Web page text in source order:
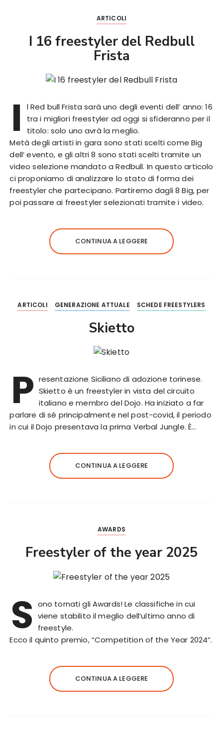
ARTICOLI
I 16 freestyler del Redbull
Frista
I
l Red bull Frista sarà uno degli eventi dell’ anno: 16
tra i migliori freestyler ad oggi si sfideranno per il
titolo: solo uno avrà la meglio.
Metà degli artisti in gara sono stati scelti come Big
dell’ evento, e gli altri 8 sono stati scelti tramite un
video selezione mandato a Redbull. In questo articolo
ci proponiamo di analizzare lo stato di forma dei
freestyler che partecipano. Partiremo dagli 8 Big, per
poi passare ai freestyler selezionati tramite i video.
CONTINUA A LEGGERE
ARTICOLI GENERAZIONE ATTUALE SCHEDE FREESTYLERS
Skietto
P resentazione Siciliano di adozione torinese.
Skietto è un freestyler in vista del circuito
italiano e membro del Dojo. Ha iniziato a far
parlare di sé principalmente nel post-covid, il periodo
in cui il Dojo presentava la prima Verbal Jungle. È…
CONTINUA A LEGGERE
AWARDS
Freestyler of the year 2025
S ono tornati gli Awards! Le classifiche in cui
viene stabilito il meglio dell’ultimo anno di
freestyle.
Ecco il quinto premio, “Competition of the Year 2024”.
CONTINUA A LEGGERE